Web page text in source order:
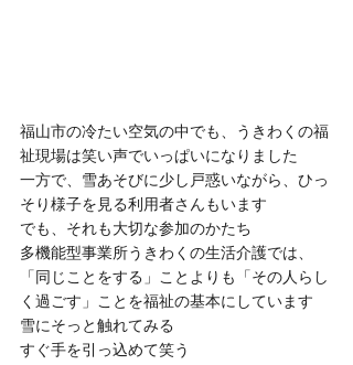
福山市の冷たい空気の中でも、うきわくの福
祉現場は笑い声でいっぱいになりました
一方で、雪あそびに少し戸惑いながら、ひっ
そり様子を見る利用者さんもいます
でも、それも大切な参加のかたち
多機能型事業所うきわくの生活介護では、
「同じことをする」ことよりも「その人らし
く過ごす」ことを福祉の基本にしています
雪にそっと触れてみる
すぐ手を引っ込めて笑う